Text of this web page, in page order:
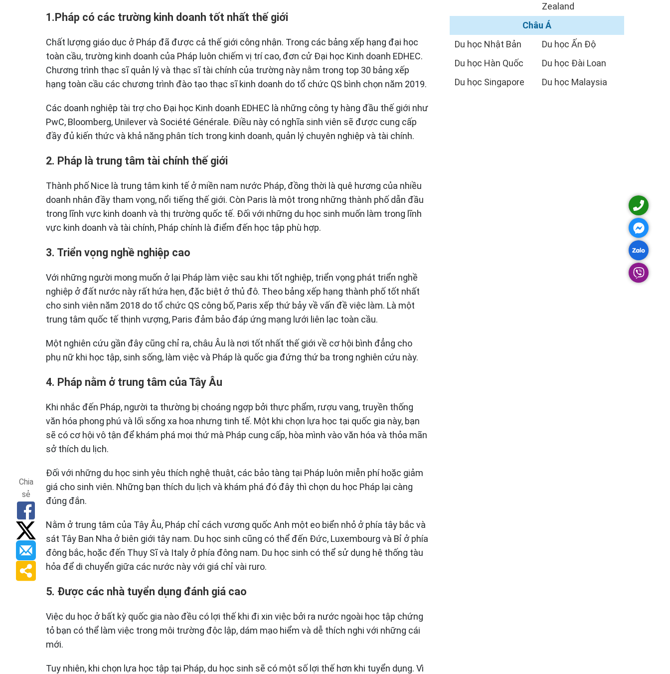
1.Pháp có các trường kinh doanh tốt nhất thế giới
Chất lượng giáo dục ở Pháp đã được cả thế giới công nhận. Trong các bảng xếp hạng đại học
toàn cầu, trường kinh doanh của Pháp luôn chiếm vị trí cao, đơn cử Đại học Kinh doanh EDHEC.
Chương trình thạc sĩ quản lý và thạc sĩ tài chính của trường này nằm trong top 30 bảng xếp
hạng toàn cầu các chương trình đào tạo thạc sĩ kinh doanh do tổ chức QS bình chọn năm 2019.
Các doanh nghiệp tài trợ cho Đại học Kinh doanh EDHEC là những công ty hàng đầu thế giới như
PwC, Bloomberg, Unilever và Société Générale. Điều này có nghĩa sinh viên sẽ được cung cấp
đầy đủ kiến thức và khả năng phân tích trong kinh doanh, quản lý chuyên nghiệp và tài chính.
2. Pháp là trung tâm tài chính thế giới
Thành phố Nice là trung tâm kinh tế ở miền nam nước Pháp, đồng thời là quê hương của nhiều
doanh nhân đầy tham vọng, nổi tiếng thế giới. Còn Paris là một trong những thành phố dẫn đầu
trong lĩnh vực kinh doanh và thị trường quốc tế. Đối với những du học sinh muốn làm trong lĩnh
vực kinh doanh và tài chính, Pháp chính là điểm đến học tập phù hợp.
3. Triển vọng nghề nghiệp cao
Với những người mong muốn ở lại Pháp làm việc sau khi tốt nghiệp, triển vọng phát triển nghề
nghiệp ở đất nước này rất hứa hẹn, đặc biệt ở thủ đô. Theo bảng xếp hạng thành phố tốt nhất
cho sinh viên năm 2018 do tổ chức QS công bố, Paris xếp thứ bảy về vấn đề việc làm. Là một
trung tâm quốc tế thịnh vượng, Paris đảm bảo đáp ứng mạng lưới liên lạc toàn cầu.
Một nghiên cứu gần đây cũng chỉ ra, châu Âu là nơi tốt nhất thế giới về cơ hội bình đẳng cho
phụ nữ khi học tập, sinh sống, làm việc và Pháp là quốc gia đứng thứ ba trong nghiên cứu này.
4. Pháp nằm ở trung tâm của Tây Âu
Khi nhắc đến Pháp, người ta thường bị choáng ngợp bởi thực phẩm, rượu vang, truyền thống
văn hóa phong phú và lối sống xa hoa nhưng tinh tế. Một khi chọn lựa học tại quốc gia này, bạn
sẽ có cơ hội vô tận để khám phá mọi thứ mà Pháp cung cấp, hòa mình vào văn hóa và thỏa mãn
sở thích du lịch.
Đối với những du học sinh yêu thích nghệ thuật, các bảo tàng tại Pháp luôn miễn phí hoặc giảm
giá cho sinh viên. Những bạn thích du lịch và khám phá đó đây thì chọn du học Pháp lại càng
đúng đắn.
Nằm ở trung tâm của Tây Âu, Pháp chỉ cách vương quốc Anh một eo biển nhỏ ở phía tây bắc và
sát Tây Ban Nha ở biên giới tây nam. Du học sinh cũng có thể đến Đức, Luxembourg và Bỉ ở phía
đông bắc, hoặc đến Thụy Sĩ và Italy ở phía đông nam. Du học sinh có thể sử dụng hệ thống tàu
hỏa để di chuyển giữa các nước này với giá chỉ vài ruro.
5. Được các nhà tuyển dụng đánh giá cao
Việc du học ở bất kỳ quốc gia nào đều có lợi thế khi đi xin việc bởi ra nước ngoài học tập chứng
tỏ bạn có thể làm việc trong môi trường độc lập, dám mạo hiểm và dễ thích nghi với những cái
mới.
Tuy nhiên, khi chọn lựa học tập tại Pháp, du học sinh sẽ có một số lợi thế hơn khi tuyển dụng. Vì
Chia
sẻ
Zealand
Châu Á
Du học Nhật Bản
Du học Hàn Quốc
Du học Singapore
Du học Ấn Độ
Du học Đài Loan
Du học Malaysia